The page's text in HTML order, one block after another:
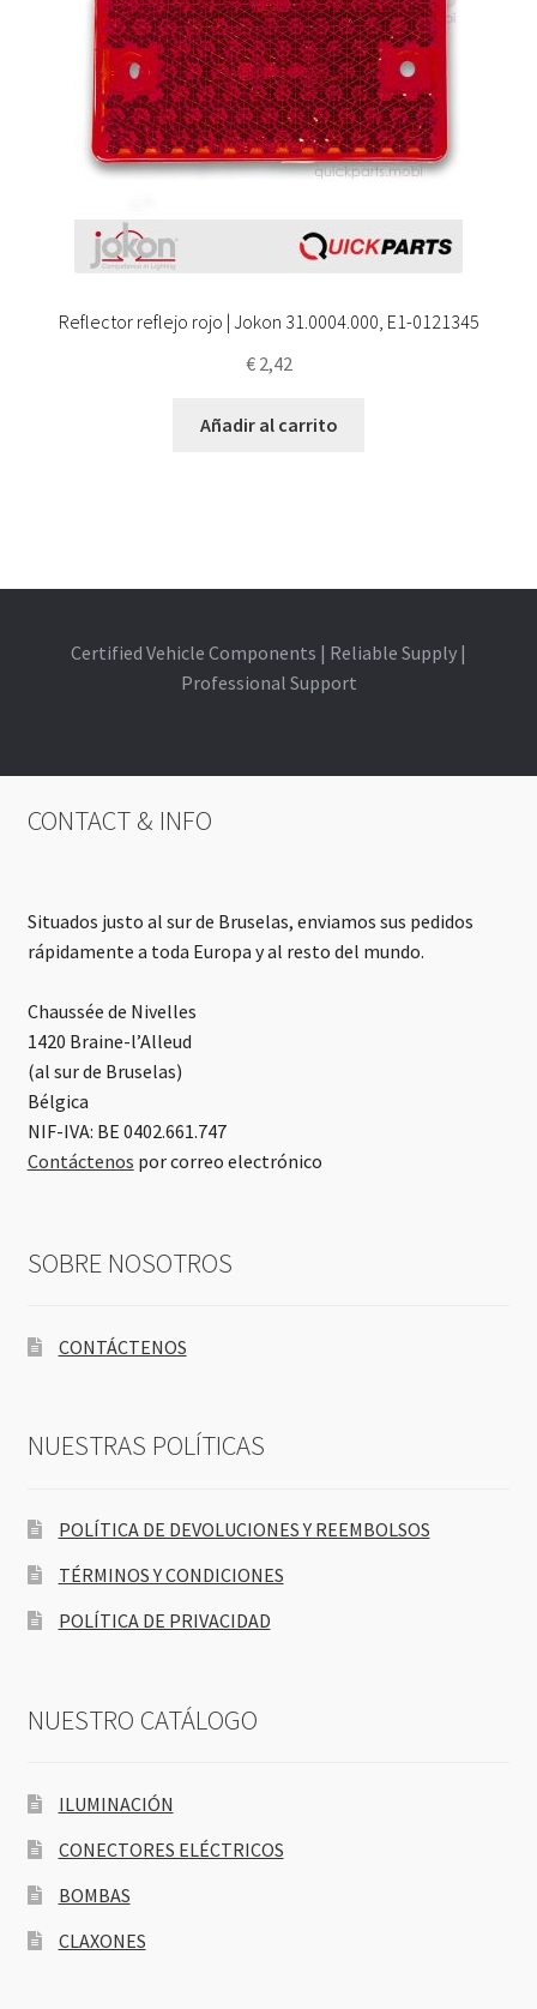
Reflector reflejo rojo | Jokon 31.0004.000, E1-0121345
€2,42
Añadir al carrito
Certified Vehicle Components | Reliable Supply |
Professional Support
CONTACT & INFO
Situados justo al sur de Bruselas, enviamos sus pedidos
rápidamente a toda Europa y al resto del mundo.
Chaussée de Nivelles
1420 Braine-l’Alleud
(al sur de Bruselas)
Bélgica
NIF-IVA: BE 0402.661.747
Contáctenos por correo electrónico
SOBRE NOSOTROS
CONTÁCTENOS
NUESTRAS POLÍTICAS
POLÍTICA DE DEVOLUCIONES Y REEMBOLSOS
TÉRMINOS Y CONDICIONES
POLÍTICA DE PRIVACIDAD
NUESTRO CATÁLOGO
ILUMINACIÓN
CONECTORES ELÉCTRICOS
BOMBAS
CLAXONES